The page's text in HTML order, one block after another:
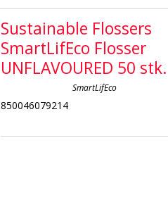
Sustainable Flossers
SmartLifEco Flosser
UNFLAVOURED 50 stk.
SmartLifEco
850046079214